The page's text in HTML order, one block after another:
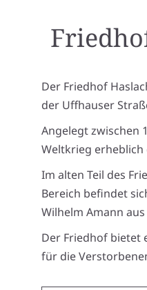
Der Friedhof
der Uffhauser
Angelegt zwischen
Weltkrieg
Im alten Teil des
Bereich befindet
Wilhelm Amann
Der Friedhof bietet
für die